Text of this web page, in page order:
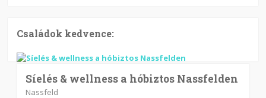
Családok kedvence:
Síelés & wellness a hóbiztos Nassfelden
Nassfeld